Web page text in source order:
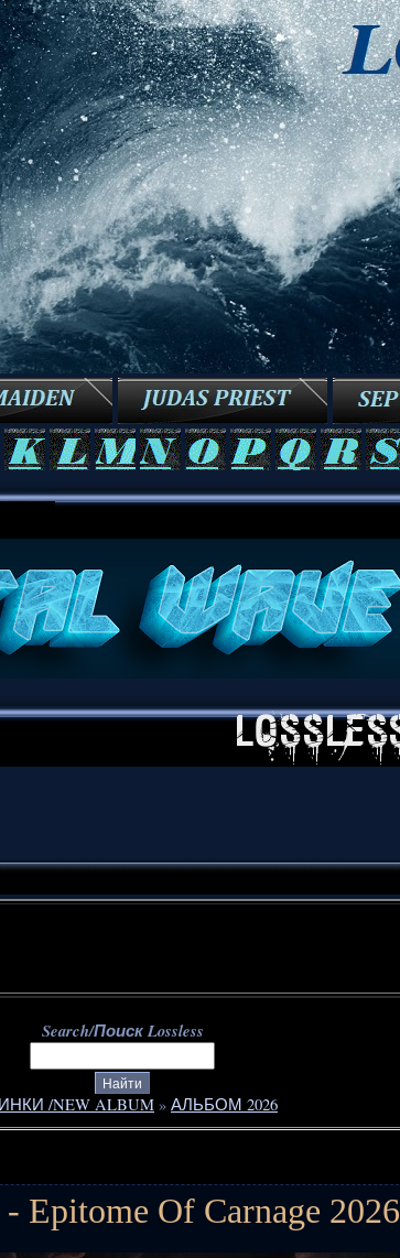
Search/Поиск Lossless
/NEW ALBUM » АЛЬБОМ 2026
Epitome Of Carnage 2026